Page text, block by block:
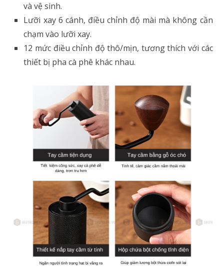
và vệ sinh.
Lưỡi xay 6 cánh, điều chỉnh độ mài mà không cần
chạm vào lưỡi xay.
12 mức điều chỉnh độ thô/mịn, tương thích với các
thiết bị pha cà phê khác nhau.